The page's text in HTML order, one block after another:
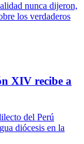
nunca dijeron,
los verdaderos
XIV recibe a
del Perú
diócesis en la